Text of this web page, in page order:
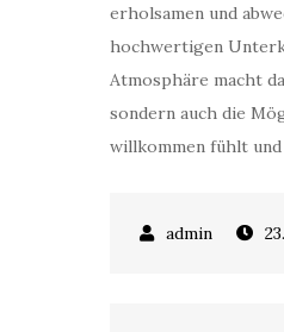
erholsamen und
hochwertigen
Atmosphäre macht
sondern auch die
willkommen fühlt